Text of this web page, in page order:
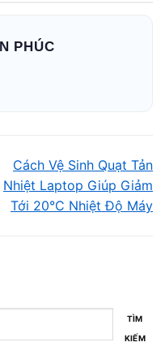
PHÚC
Cách Vệ Sinh Quạt Tản
Nhiệt Laptop Giúp Giảm
Tới 20°C Nhiệt Độ Máy
TÌM
KIẾM